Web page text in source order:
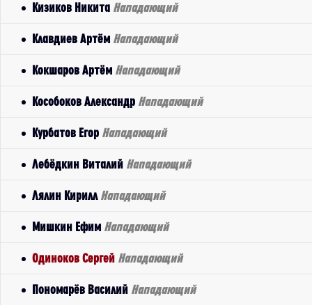
Кизиков Никита Нападающий
Клавдиев Артём Нападающий
Кокшаров Артём Нападающий
Кособоков Александр Нападающий
Курбатов Егор Нападающий
Лебёдкин Виталий Нападающий
Лялин Кирилл Нападающий
Мишкин Ефим Нападающий
Одиноков Сергей Нападающий
Пономарёв Василий Нападающий